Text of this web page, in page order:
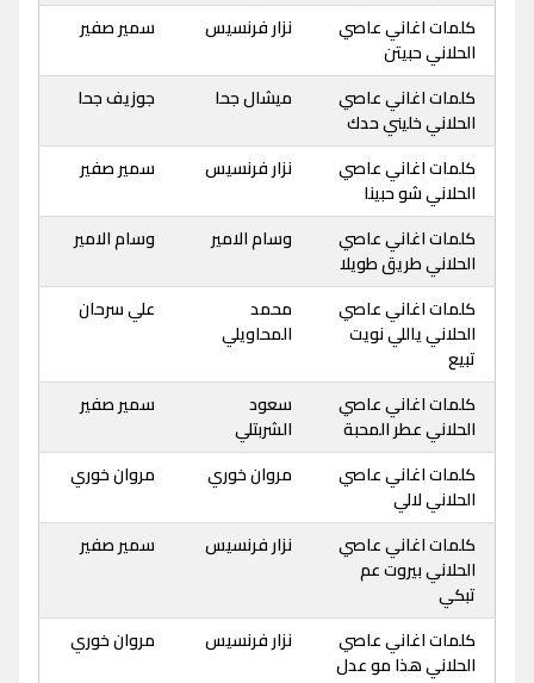
كلمات اغاني عاصي
الحلاني حبيتن
نزار فرنسيس سمير صفير
كلمات اغاني عاصي
الحلاني خليني حدك
ميشال جحا جوزيف جحا
كلمات اغاني عاصي
الحلاني شو حبينا
نزار فرنسيس سمير صفير
كلمات اغاني عاصي
الحلاني طريق طويلا
وسام الامير وسام الامير
كلمات اغاني عاصي
الحلاني ياللي نويت
تبيع
محمد
المحاويلي
علي سرحان
كلمات اغاني عاصي
الحلاني عطر المحبة
سعود
الشربتلي
سمير صفير
كلمات اغاني عاصي
الحلاني لالي
مروان خوري مروان خوري
كلمات اغاني عاصي
الحلاني بيروت عم
تبكي
نزار فرنسيس سمير صفير
كلمات اغاني عاصي
الحلاني هذا مو عدل
نزار فرنسيس مروان خوري